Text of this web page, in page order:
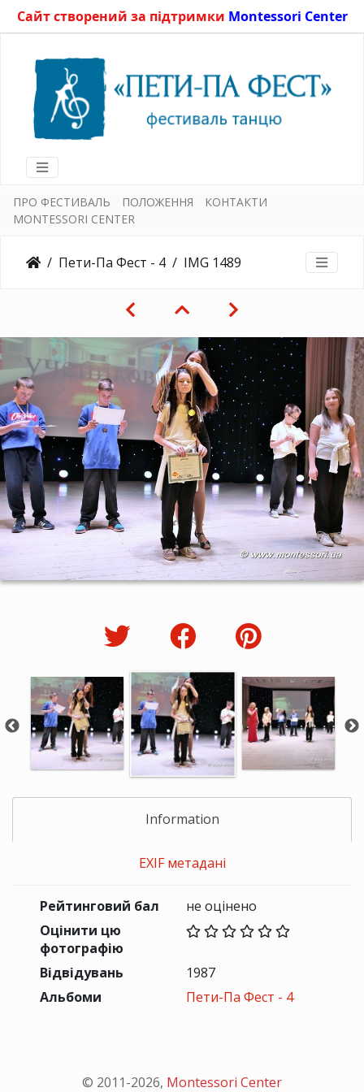
Сайт створений за підтримки Montessori Center
ПРО ФЕСТИВАЛЬ ПОЛОЖЕННЯ
КОНТАКТИ
MONTESSORI CENTER
Пети-Па Фест - 4 IMG 1489
Information
EXIF метадані
Рейтинговий бал
не оцінено
Оцінити цю
фотографію
Відвідувань
1987
Альбоми
Пети-Па Фест - 4
© 2011-2026, Montessori Center